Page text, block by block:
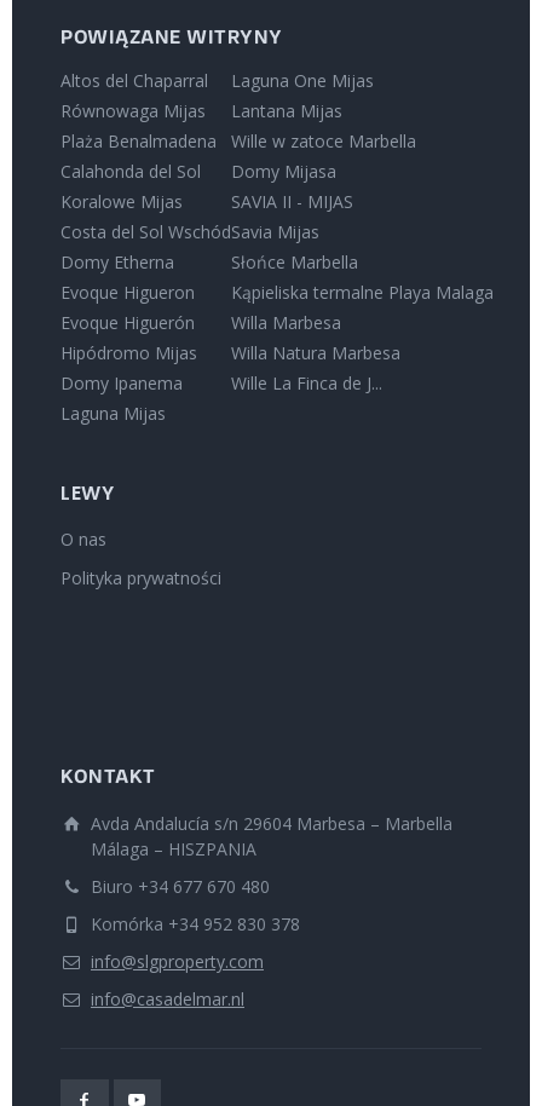
POWIĄZANE WITRYNY
Altos del Chaparral
Równowaga Mijas
Plaża Benalmadena
Calahonda del Sol
Koralowe Mijas
Costa del Sol Wschód
Domy Etherna
Evoque Higueron
Evoque Higuerón
Hipódromo Mijas
Domy Ipanema
Laguna Mijas
Laguna One Mijas
Lantana Mijas
Wille w zatoce Marbella
Domy Mijasa
SAVIA II - MIJAS
Savia Mijas
Słońce Marbella
Kąpieliska termalne Playa Malaga
Willa Marbesa
Willa Natura Marbesa
Wille La Finca de J...
LEWY
O nas
Polityka prywatności
KONTAKT
Avda Andalucía s/n 29604 Marbesa – Marbella
Málaga – HISZPANIA
Biuro +34 677 670 480
Komórka +34 952 830 378
info@slgproperty.com
info@casadelmar.nl